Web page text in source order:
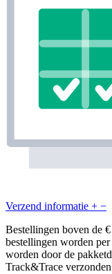
Verzend informatie + −
Bestellingen boven de
bestellingen worden
worden door de
Track&Trace